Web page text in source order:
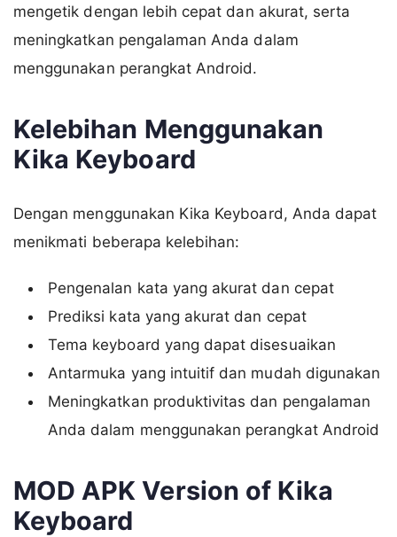
mengetik dengan lebih cepat dan akurat, serta
meningkatkan pengalaman Anda dalam
menggunakan perangkat Android.
Kelebihan Menggunakan
Kika Keyboard
Dengan menggunakan Kika Keyboard, Anda dapat
menikmati beberapa kelebihan:
Pengenalan kata yang akurat dan cepat
Prediksi kata yang akurat dan cepat
Tema keyboard yang dapat disesuaikan
Antarmuka yang intuitif dan mudah digunakan
Meningkatkan produktivitas dan pengalaman
Anda dalam menggunakan perangkat Android
MOD APK Version of Kika
Keyboard